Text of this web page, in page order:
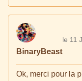
BinaryBeast
le 11
Ok, merci pour la